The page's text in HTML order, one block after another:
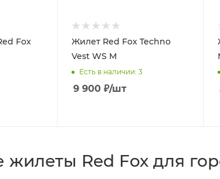
Fox
Жилет Red Fox Techno
Vest WS M
Есть в наличии: 3
9 900₽/шт
Red Fox для